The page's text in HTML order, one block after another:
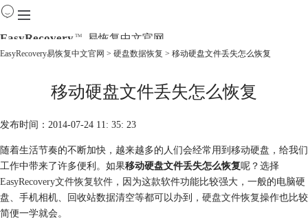
EasyRecovery TM 易恢复中文官网
购买
线下数据恢复
EasyRecovery易恢复中文官网 > 硬盘数据恢复 > 移动硬盘文件丢失怎么恢复
移动硬盘文件丢失怎么恢复
发布时间：2014-07-24 11: 35: 23
随着生活节奏的不断加快，越来越多的人们会经常用到移动硬盘，给我们
工作中带来了许多便利。如果移动硬盘文件丢失怎么恢复呢？选择
EasyRecovery文件恢复软件 ，因为这款软件功能比较强大，一般的电脑硬
盘、手机相机、回收站数据清空等都可以办到， 硬盘文件恢复操作也比较
简便一学就会。